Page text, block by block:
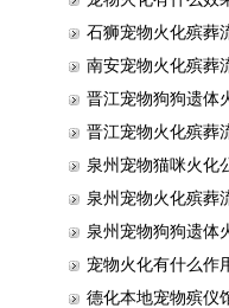
石狮宠物火化殡葬
南安宠物火化殡葬
晋江宠物狗狗遗体
晋江宠物火化殡葬
泉州宠物猫咪火化
泉州宠物火化殡葬
泉州宠物狗狗遗体
宠物火化有什么作
德化本地宠物殡仪